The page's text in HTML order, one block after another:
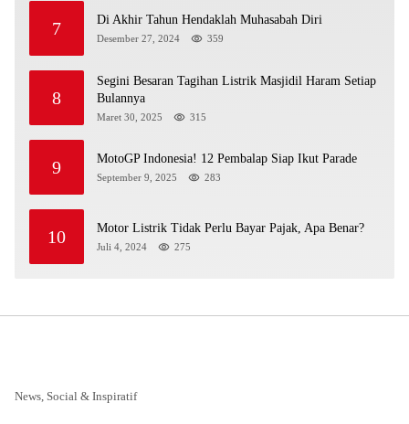
7 Di Akhir Tahun Hendaklah Muhasabah Diri
Desember 27, 2024 359
8
Segini Besaran Tagihan Listrik Masjidil Haram Setiap
Bulannya
Maret 30, 2025 315
9 MotoGP Indonesia! 12 Pembalap Siap Ikut Parade
September 9, 2025 283
10 Motor Listrik Tidak Perlu Bayar Pajak, Apa Benar?
Juli 4, 2024 275
News, Social & Inspiratif